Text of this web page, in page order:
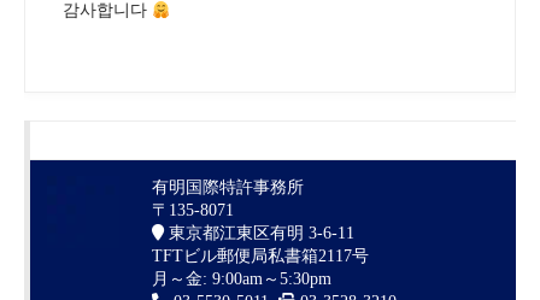
감사합니다
有明国際特許事務所
〒135-8071
東京都江東区有明 3-6-11
TFTビル郵便局私書箱2117号
月～金: 9:00am～5:30pm